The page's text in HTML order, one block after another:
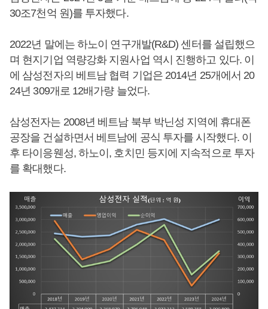
30조7천억 원)를 투자했다.
2022년 말에는 하노이 연구개발(R&D) 센터를 설립했으
며 현지기업 역량강화 지원사업 역시 진행하고 있다. 이
에 삼성전자의 베트남 협력 기업은 2014년 25개에서 20
24년 309개로 12배가량 늘었다.
삼성전자는 2008년 베트남 북부 박닌성 지역에 휴대폰
공장을 건설하면서 베트남에 공식 투자를 시작했다. 이
후 타이응웬성, 하노이, 호치민 등지에 지속적으로 투자
를 확대했다.